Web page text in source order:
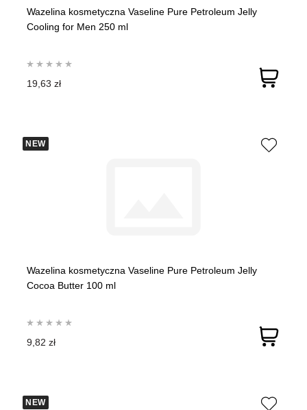
Wazelina kosmetyczna Vaseline Pure Petroleum Jelly
Cooling for Men 250 ml
19,63 zł
NEW
Wazelina kosmetyczna Vaseline Pure Petroleum Jelly
Cocoa Butter 100 ml
9,82 zł
NEW